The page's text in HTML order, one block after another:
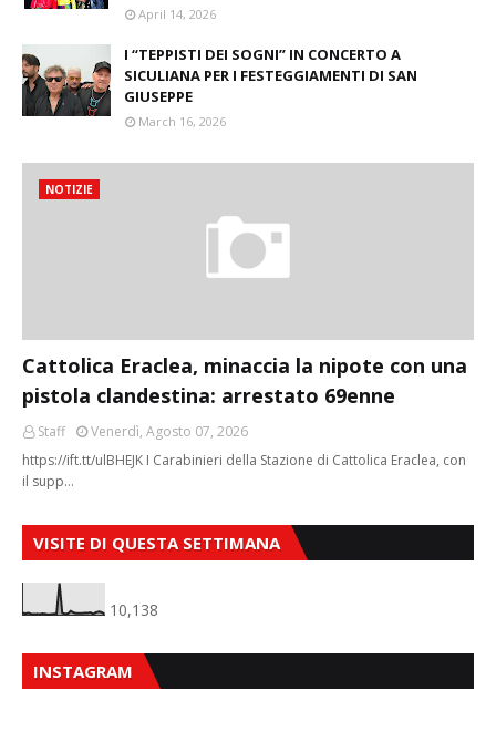
April 14, 2026
I “TEPPISTI DEI SOGNI” IN CONCERTO A
SICULIANA PER I FESTEGGIAMENTI DI SAN
GIUSEPPE
March 16, 2026
NOTIZIE
Cattolica Eraclea, minaccia la nipote con una
pistola clandestina: arrestato 69enne
Staff
Venerdì, Agosto 07, 2026
https://ift.tt/ulBHEJK I Carabinieri della Stazione di Cattolica Eraclea, con
il supp…
VISITE DI QUESTA SETTIMANA
10,138
INSTAGRAM